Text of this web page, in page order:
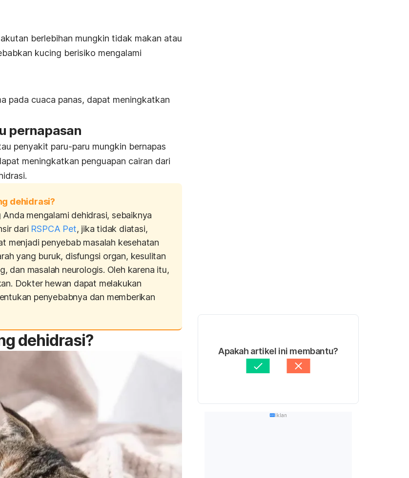
berlebihan mungkin tidak makan atau
kucing berisiko mengalami
pada cuaca panas, dapat meningkatkan
pernapasan
penyakit paru-paru mungkin bernapas
meningkatkan penguapan cairan dari
dehidrasi?
mengalami dehidrasi, sebaiknya
dari RSPCA Pet, jika tidak diatasi,
menjadi penyebab masalah kesehatan
yang buruk, disfungsi organ, kesulitan
dan masalah neurologis. Oleh karena itu,
Dokter hewan dapat melakukan
penyebabnya dan memberikan
dehidrasi?
Apakah artikel ini membantu?
Iklan